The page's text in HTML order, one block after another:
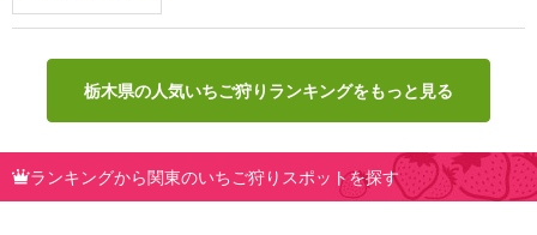
栃木県の人気いちご狩りランキングをもっと見る
ランキングから関東のいちご狩りスポットを探す